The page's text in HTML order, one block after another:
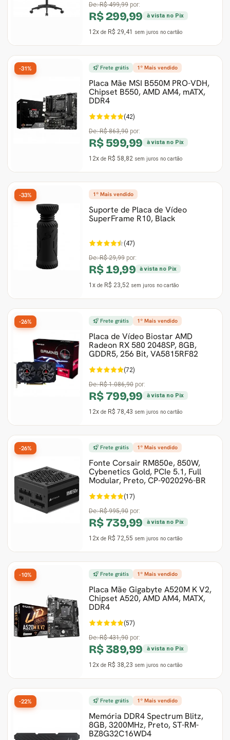
De:R$ 499,99 por:
R$ 299,99 à vista no Pix
12x de R$ 29,41 sem juros no cartão
Frete grátis 1º Mais vendido
Placa Mãe MSI B550M PRO-VDH,
Chipset B550, AMD AM4, mATX,
DDR4
(42)
De:R$ 863,90 por:
R$ 599,99 à vista no Pix
12x de R$ 58,82 sem juros no cartão
-31%
1º Mais vendido
Suporte de Placa de Vídeo
SuperFrame R10, Black
(47)
De:R$ 29,99 por:
R$ 19,99 à vista no Pix
1x de R$ 23,52 sem juros no cartão
-33%
Frete grátis 1º Mais vendido
Placa de Vídeo Biostar AMD
Radeon RX 580 2048SP, 8GB,
GDDR5, 256 Bit, VA5815RF82
(72)
De:R$ 1.086,90 por:
R$ 799,99 à vista no Pix
12x de R$ 78,43 sem juros no cartão
-26%
Frete grátis 1º Mais vendido
Fonte Corsair RM850e, 850W,
Cybenetics Gold, PCIe 5.1, Full
Modular, Preto, ‎CP-9020296-BR
(17)
De:R$ 995,90 por:
R$ 739,99 à vista no Pix
12x de R$ 72,55 sem juros no cartão
-26%
Frete grátis 1º Mais vendido
Placa Mãe Gigabyte A520M K V2,
Chipset A520, AMD AM4, MATX,
DDR4
(57)
De:R$ 431,90 por:
R$ 389,99 à vista no Pix
12x de R$ 38,23 sem juros no cartão
-10%
Frete grátis 1º Mais vendido
Memória DDR4 Spectrum Blitz,
8GB, 3200MHz, Preto, ST-RM-
BZ8G32C16WD4
-22%